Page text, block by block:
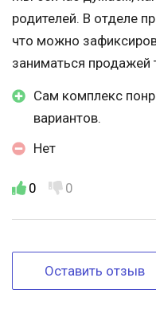
родителей. В отделе
что можно
заниматься продажей
Сам комплекс
вариантов.
Нет
0 0
Оставить отзыв